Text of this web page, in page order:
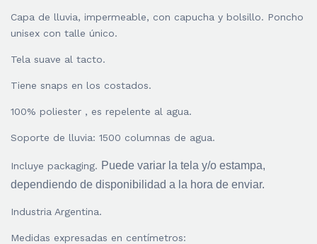
Capa de lluvia, impermeable, con capucha y bolsillo. Poncho
unisex con talle único.
Tela suave al tacto.
Tiene snaps en los costados.
100% poliester , es repelente al agua.
Soporte de lluvia: 1500 columnas de agua.
Incluye packaging. Puede variar la tela y/o estampa,
dependiendo de disponibilidad a la hora de enviar.
Industria Argentina.
Medidas expresadas en centímetros: